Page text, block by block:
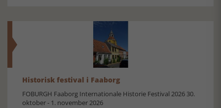
Historisk festival i Faaborg
FOBURGH Faaborg Internationale Historie Festival 2026 30.
oktober - 1. november 2026